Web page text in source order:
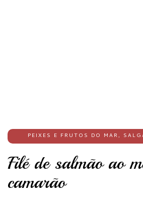
PEIXES E FRUTOS DO MAR,
Filé de salmão ao
camarão